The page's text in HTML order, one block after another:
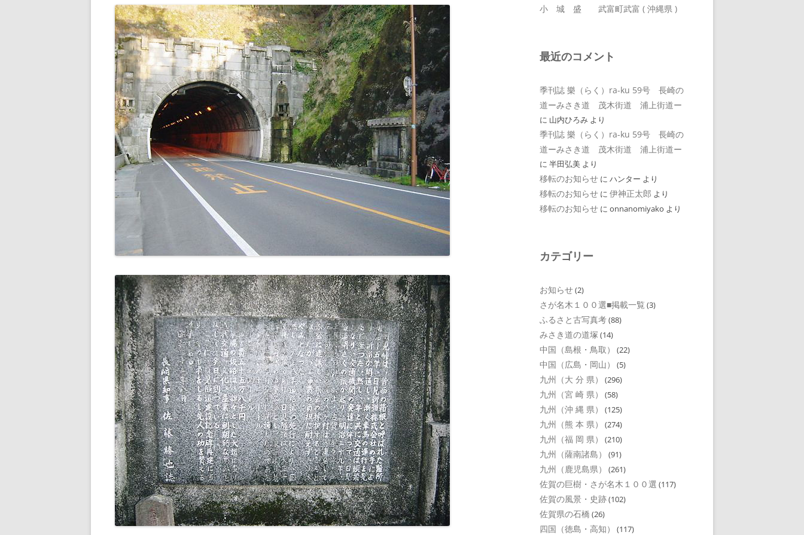
小 城 盛 武富町武富 ( 沖縄県 )
最近のコメント
季刊誌 樂（らく）ra-ku 59号 長崎の
道ーみさき道 茂木街道 浦上街道ー
に 山内ひろみ より
季刊誌 樂（らく）ra-ku 59号 長崎の
道ーみさき道 茂木街道 浦上街道ー
に 半田弘美 より
移転のお知らせ に ハンター より
移転のお知らせ に 伊神正太郎 より
移転のお知らせ に onnanomiyako より
カテゴリー
お知らせ(2)
さが名木１００選■掲載一覧 (3)
ふるさと古写真考(88)
みさき道の道塚 (14)
中国（島根・鳥取） (22)
中国（広島・岡山） (5)
九州（大 分 県） (296)
九州（宮 崎 県） (58)
九州（沖 縄 県） (125)
九州（熊 本 県） (274)
九州（福 岡 県） (210)
九州（薩南諸島） (91)
九州（鹿児島県） (261)
佐賀の巨樹・さが名木１００選 (117)
佐賀の風景・史跡(102)
佐賀県の石橋 (26)
四国（徳島・高知） (117)